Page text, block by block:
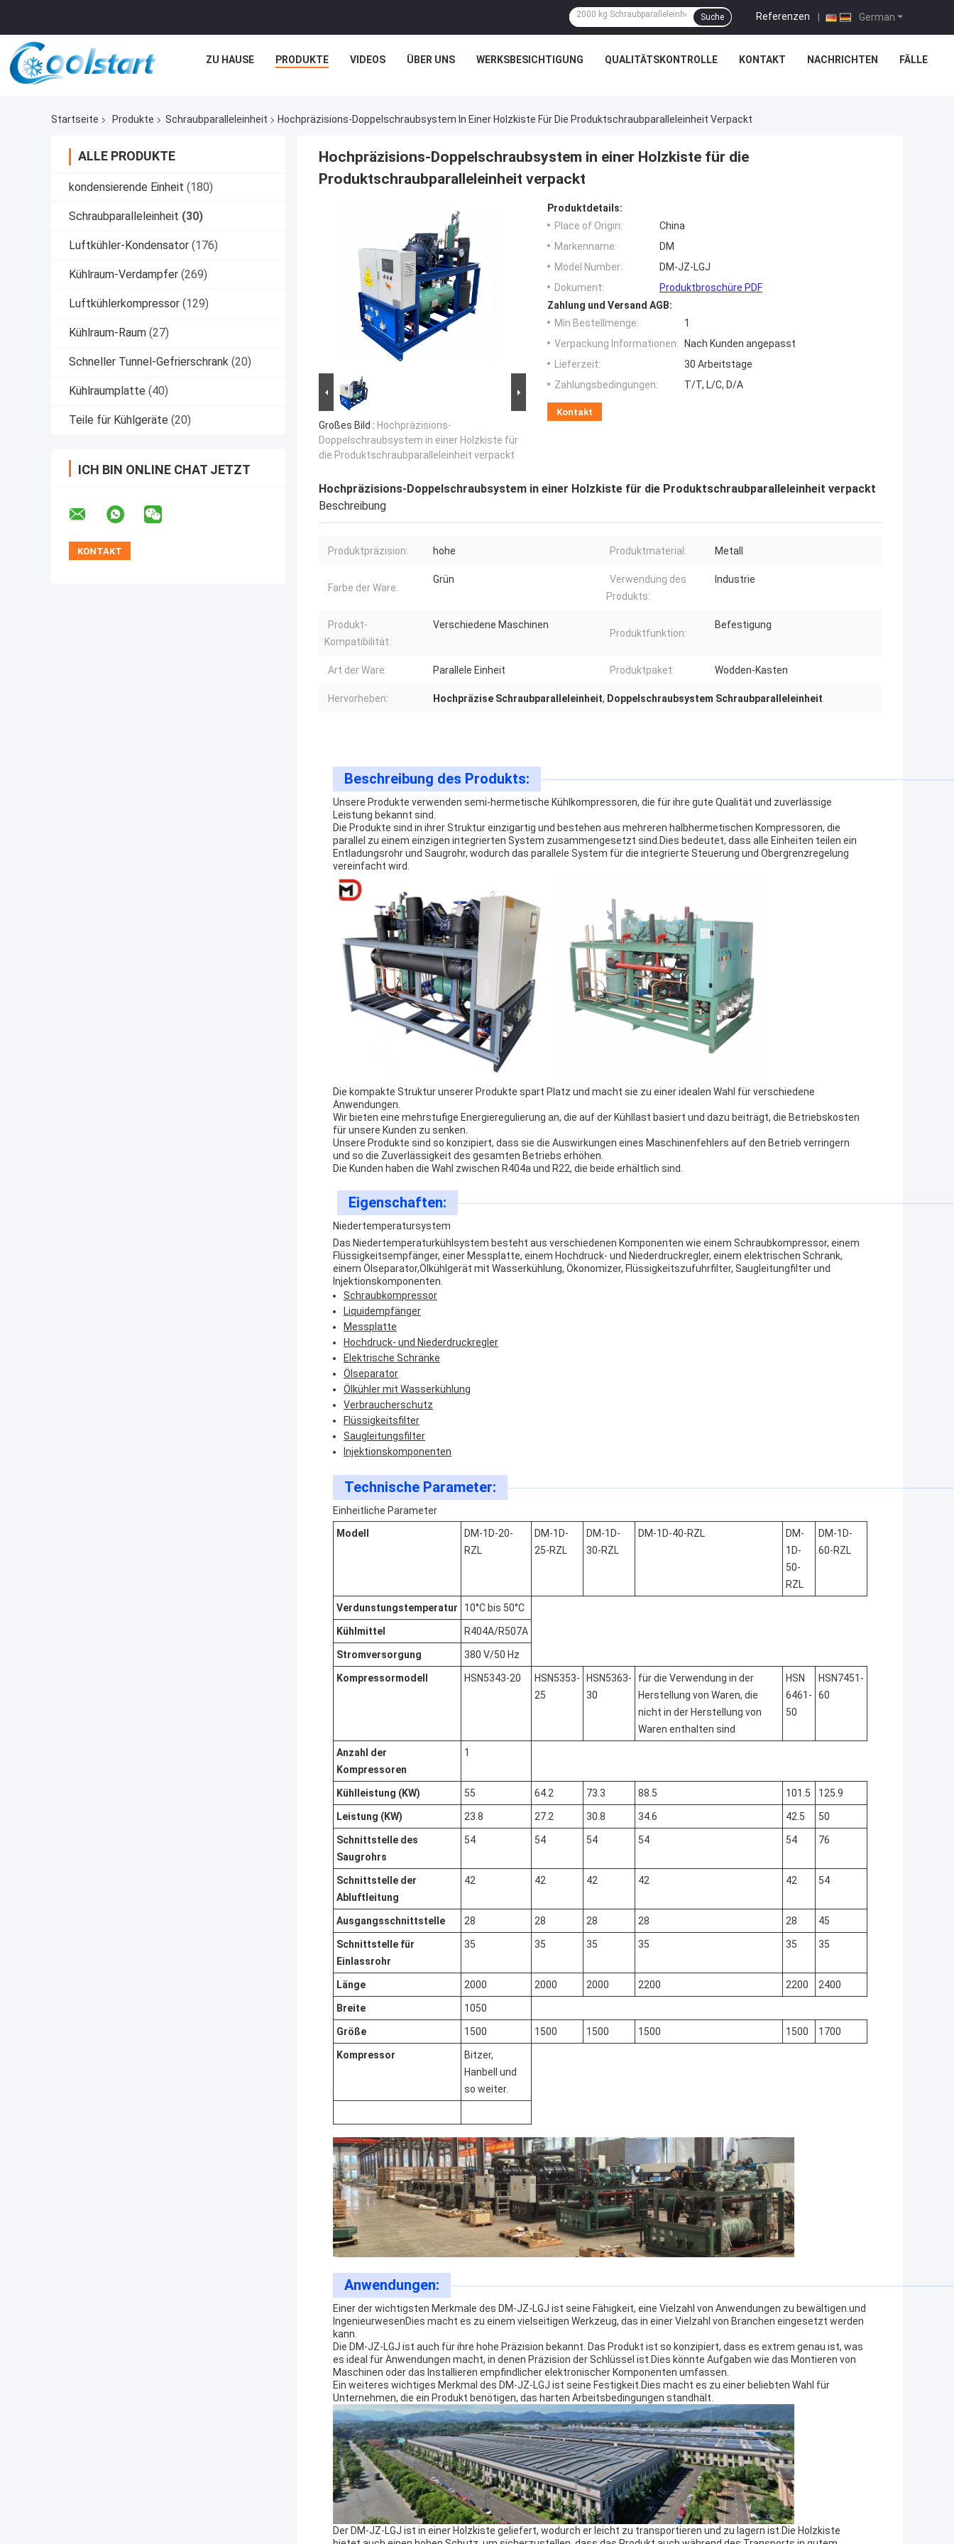
German
Referenzen |
Suche
ZU HAUSE PRODUKTE VIDEOS ÜBER UNS WERKSBESICHTIGUNG QUALITÄTSKONTROLLE KONTAKT NACHRICHTEN FÄLLE
Startseite Produkte Schraubparalleleinheit Hochpräzisions-Doppelschraubsystem In Einer Holzkiste Für Die Produktschraubparalleleinheit Verpackt
ALLE PRODUKTE
kondensierende Einheit (180)
Schraubparalleleinheit (30)
Luftkühler-Kondensator (176)
Kühlraum-Verdampfer (269)
Luftkühlerkompressor (129)
Kühlraum-Raum (27)
Schneller Tunnel-Gefrierschrank (20)
Kühlraumplatte (40)
Teile für Kühlgeräte (20)
ICH BIN ONLINE CHAT JETZT
Hochpräzisions-Doppelschraubsystem in einer Holzkiste für die
Produktschraubparalleleinheit verpackt
Großes Bild : Hochpräzisions-
Doppelschraubsystem in einer Holzkiste für
die Produktschraubparalleleinheit verpackt
Produktdetails:
Place of Origin:
China
Markenname:
DM
Model Number:
DM-JZ-LGJ
Dokument:
Produktbroschüre PDF
Zahlung und Versand AGB:
Min Bestellmenge:
1
Verpackung Informationen:
Nach Kunden angepasst
Lieferzeit:
30 Arbeitstage
Zahlungsbedingungen:
T/T, L/C, D/A
Kontakt
Hochpräzisions-Doppelschraubsystem in einer Holzkiste für die Produktschraubparalleleinheit verpackt
Beschreibung
Produktpräzision: hohe Produktmaterial: Metall
Farbe der Ware:
Grün
Verwendung des
Produkts:
Industrie
Produkt-
Kompatibilität:
Verschiedene Maschinen
Produktfunktion:
Befestigung
Art der Ware: Parallele Einheit Produktpaket: Wodden-Kasten
Hervorheben: Hochpräzise Schraubparalleleinheit, Doppelschraubsystem Schraubparalleleinheit
Beschreibung des Produkts:
Unsere Produkte verwenden semi-hermetische Kühlkompressoren, die für ihre gute Qualität und zuverlässige
Leistung bekannt sind.
Die Produkte sind in ihrer Struktur einzigartig und bestehen aus mehreren halbhermetischen Kompressoren, die
parallel zu einem einzigen integrierten System zusammengesetzt sind.Dies bedeutet, dass alle Einheiten teilen ein
Entladungsrohr und Saugrohr, wodurch das parallele System für die integrierte Steuerung und Obergrenzregelung
vereinfacht wird.
Die kompakte Struktur unserer Produkte spart Platz und macht sie zu einer idealen Wahl für verschiedene
Anwendungen.
Wir bieten eine mehrstufige Energieregulierung an, die auf der Kühllast basiert und dazu beiträgt, die Betriebskosten
für unsere Kunden zu senken.
Unsere Produkte sind so konzipiert, dass sie die Auswirkungen eines Maschinenfehlers auf den Betrieb verringern
und so die Zuverlässigkeit des gesamten Betriebs erhöhen.
Die Kunden haben die Wahl zwischen R404a und R22, die beide erhältlich sind.
Eigenschaften:
Niedertemperatursystem
Das Niedertemperaturkühlsystem besteht aus verschiedenen Komponenten wie einem Schraubkompressor, einem
Flüssigkeitsempfänger, einer Messplatte, einem Hochdruck- und Niederdruckregler, einem elektrischen Schrank,
einem Ölseparator,Ölkühlgerät mit Wasserkühlung, Ökonomizer, Flüssigkeitszufuhrfilter, Saugleitungfilter und
Injektionskomponenten.
Schraubkompressor
Liquidempfänger
Messplatte
Hochdruck- und Niederdruckregler
Elektrische Schränke
Ölseparator
Ölkühler mit Wasserkühlung
Verbraucherschutz
Flüssigkeitsfilter
Saugleitungsfilter
Injektionskomponenten
Technische Parameter:
Einheitliche Parameter
Modell
DM-1D-20-
RZL
DM-1D-
25-RZL
DM-1D-
30-RZL
DM-1D-40-RZL
DM-
1D-
50-
RZL
DM-1D-
60-RZL
Verdunstungstemperatur 10°C bis 50°C
Kühlmittel R404A/R507A
Stromversorgung 380 V/50 Hz
Kompressormodell HSN5343-20
HSN5353-
25
HSN5363-
30
für die Verwendung in der
Herstellung von Waren, die
nicht in der Herstellung von
Waren enthalten sind
HSN
6461-
50
HSN7451-
60
Anzahl der
Kompressoren
1
Kühlleistung (KW) 55 64.2 73.3 88.5 101.5 125.9
Leistung (KW) 23.8 27.2 30.8 34.6 42.5 50
Schnittstelle des
Saugrohrs
54 54 54 54 54 76
Schnittstelle der
Abluftleitung
42 42 42 42 42 54
Ausgangsschnittstelle 28 28 28 28 28 45
Schnittstelle für
Einlassrohr
35 35 35 35 35 35
Länge 2000 2000 2000 2200 2200 2400
Breite 1050
Größe 1500 1500 1500 1500 1500 1700
Kompressor
Bitzer,
Hanbell und
so weiter.
Anwendungen:
Einer der wichtigsten Merkmale des DM-JZ-LGJ ist seine Fähigkeit, eine Vielzahl von Anwendungen zu bewältigen.und
IngenieurwesenDies macht es zu einem vielseitigen Werkzeug, das in einer Vielzahl von Branchen eingesetzt werden
kann.
Die DM-JZ-LGJ ist auch für ihre hohe Präzision bekannt. Das Produkt ist so konzipiert, dass es extrem genau ist, was
es ideal für Anwendungen macht, in denen Präzision der Schlüssel ist.Dies könnte Aufgaben wie das Montieren von
Maschinen oder das Installieren empfindlicher elektronischer Komponenten umfassen.
Ein weiteres wichtiges Merkmal des DM-JZ-LGJ ist seine Festigkeit.Dies macht es zu einer beliebten Wahl für
Unternehmen, die ein Produkt benötigen, das harten Arbeitsbedingungen standhält.
Der DM-JZ-LGJ ist in einer Holzkiste geliefert, wodurch er leicht zu transportieren und zu lagern ist.Die Holzkiste